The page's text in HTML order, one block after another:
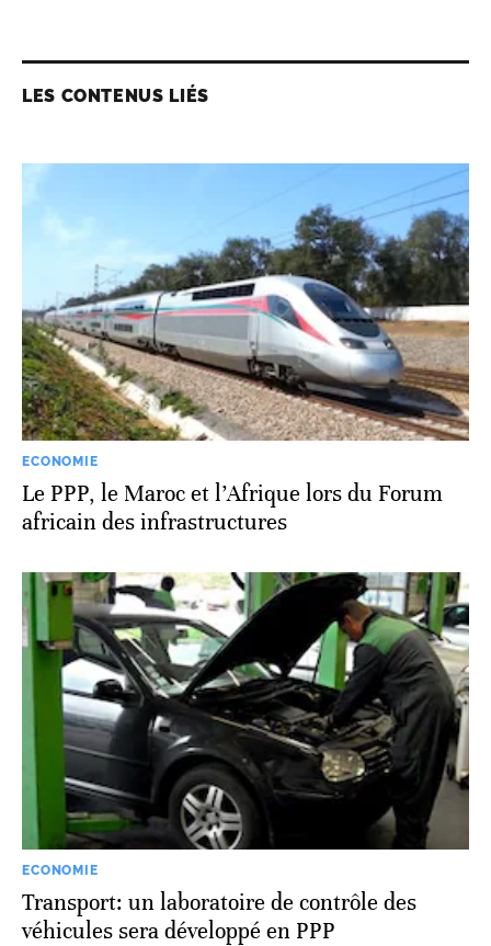
LES CONTENUS LIÉS
ECONOMIE
Le PPP, le Maroc et l’Afrique lors du Forum
africain des infrastructures
ECONOMIE
Transport: un laboratoire de contrôle des
véhicules sera développé en PPP